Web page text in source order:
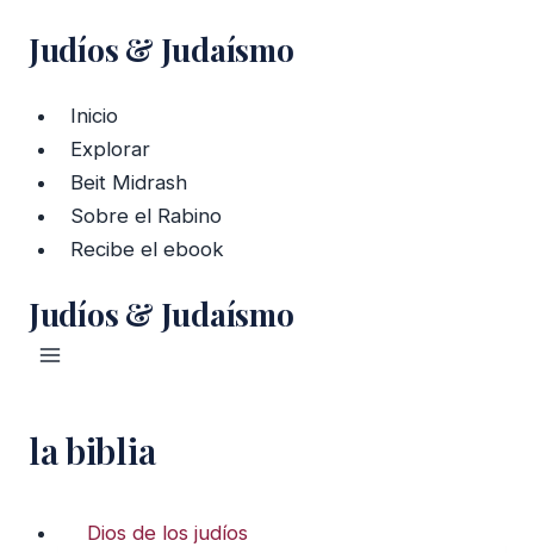
Judíos & Judaísmo
Inicio
Explorar
Beit Midrash
Sobre el Rabino
Recibe el ebook
Judíos & Judaísmo
la biblia
Dios de los judíos